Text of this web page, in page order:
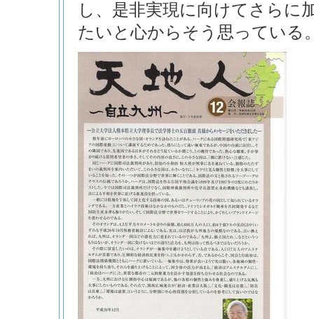
し、是非実現に向けてさらに
たいと心からそう思っている